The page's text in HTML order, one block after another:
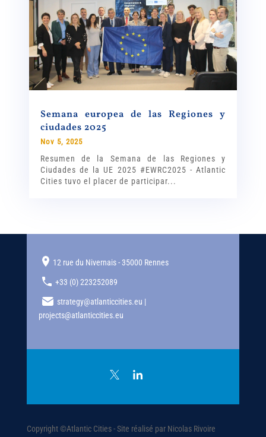
Semana europea de las Regiones y
ciudades 2025
Nov 5, 2025
Resumen de la Semana de las Regiones y
Ciudades de la UE 2025 #EWRC2025 - Atlantic
Cities tuvo el placer de participar...
12 rue du Nivernais - 35000 Rennes
+33 (0) 223252089
strategy@atlanticcities.eu |
projects@atlanticcities.eu
Copyright ©Atlantic Cities - Site réalisé par Nicolas Rivoire